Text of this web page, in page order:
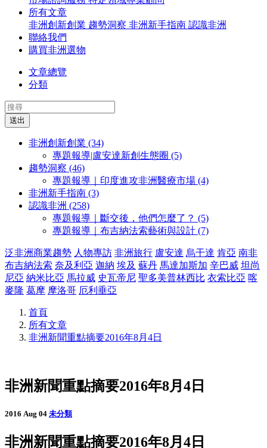
所有文章
非洲創新創業 趨勢洞察 非洲新手指南 認識非洲
聯絡我們
購買非洲選物
文章總覽
分類
送出
非洲創新創業 (34)
專題報導|盧安達新創生態圈 (5)
趨勢洞察 (46)
專題報導｜印度進攻非洲醫療市場 (4)
非洲新手指南 (3)
認識非洲 (258)
專題報導｜斷交後，他們怎麼了？ (5)
專題報導｜布吉納法索藝術與設計 (7)
泛非洲商業趨勢 人物專訪 非洲旅行 盧安達 烏干達 肯亞 南非
布吉納法索 奈及利亞 迦納 埃及 蘇丹 馬達加斯加 辛巴威 坦尚
尼亞 納米比亞 馬拉威 史瓦帝尼 聖多美普林西比 衣索比亞 喀
麥隆 葛摩 摩洛哥 厄利垂亞
首頁
所有文章
非洲新聞重點摘要2016年8月4日
非洲新聞重點摘要2016年8月4日
2016 Aug 04 未分類
非洲新聞重點摘要2016年8月4日